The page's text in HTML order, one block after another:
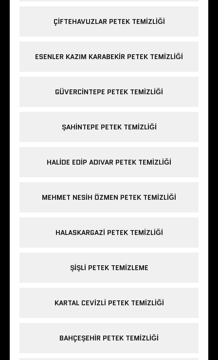
ÇIFTEHAVUZLAR PETEK TEMIZLIĞI
ESENLER KAZIM KARABEKIR PETEK TEMIZLIĞI
GÜVERCINTEPE PETEK TEMIZLIĞI
ŞAHINTEPE PETEK TEMIZLIĞI
HALIDE EDIP ADIVAR PETEK TEMIZLIĞI
MEHMET NESIH ÖZMEN PETEK TEMIZLIĞI
HALASKARGAZI PETEK TEMIZLIĞI
ŞIŞLI PETEK TEMIZLEME
KARTAL CEVIZLI PETEK TEMIZLIĞI
BAHÇEŞEHIR PETEK TEMIZLIĞI